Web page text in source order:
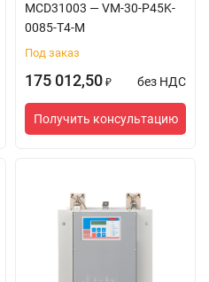
MCD31003 — VM-30-P45K-
0085-T4-M
Под заказ
175 012,50 ₽ без НДС
Получить консультацию